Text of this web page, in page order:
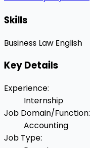
Skills
Business Law English
Key Details
Experience:
Internship
Job Domain/Function:
Accounting
Job Type: